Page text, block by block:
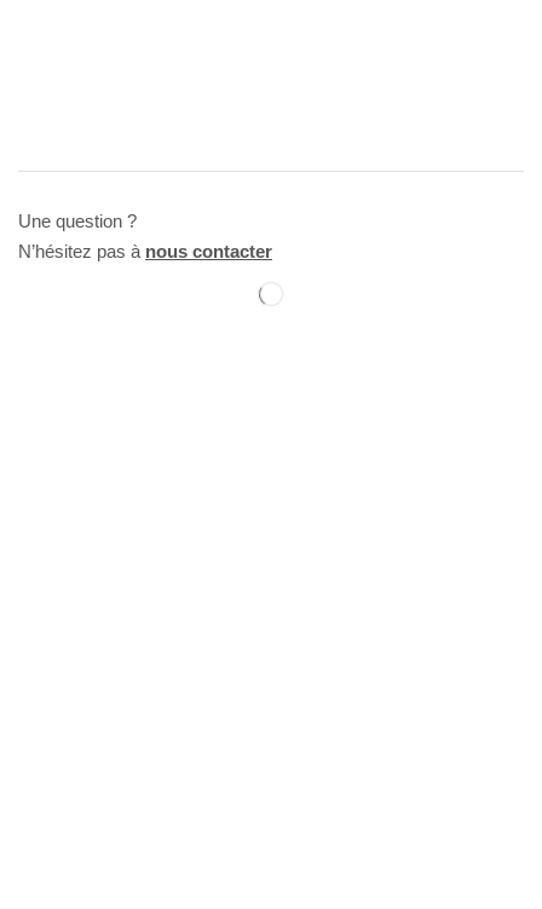
Une question ?
N’hésitez pas à nous contacter